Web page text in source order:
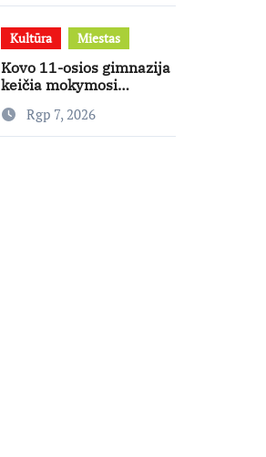
Kultūra Miestas
Kovo 11-osios gimnazija
keičia mokymosi
kaupimo – prie jų
supratimo ir taikymo
Rgp 7, 2026